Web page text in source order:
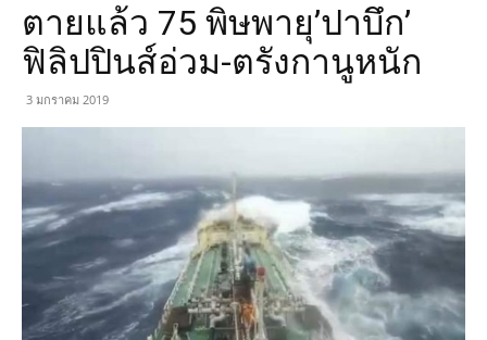
ตายแล้ว 75 พิษพายุ’ปาบึก’
ฟิลิปปินส์อ่วม-ตรังกานูหนัก
3 มกราคม 2019